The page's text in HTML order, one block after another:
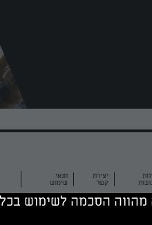
יצירת
קשר
תנאי
שימוש